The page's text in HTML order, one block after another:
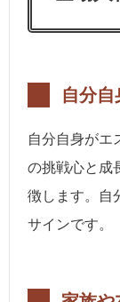
自分自
自分自身がエ
の挑戦心と成
徴します。自
サインです。